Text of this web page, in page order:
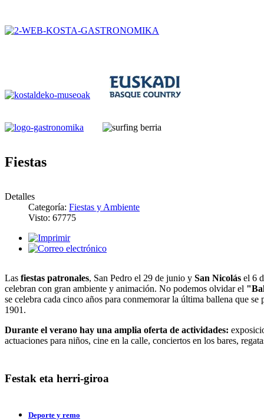
Fiestas
Detalles
Categoría: Fiestas y Ambiente
Visto: 67775
Las fiestas patronales, San Pedro el 29 de junio y San Nicolás el 6
celebran con gran ambiente y animación. No podemos olvidar el
se celebra cada cinco años para conmemorar la última ballena que se
1901.
Durante el verano hay una amplia oferta de actividades:
actuaciones para niños, cine en la calle, conciertos en los bares,
Festak eta herri-giroa
Deporte y remo